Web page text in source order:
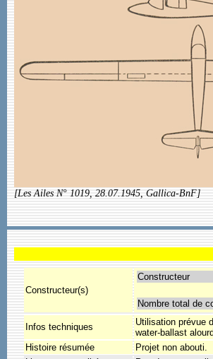
[Les Ailes N° 1019, 28.07.1945, Gallica-BnF]
Constructeur(s)
Constructeur
Nombre total de
Infos techniques
Utilisation prévue
water-ballast
Histoire résumée
Projet non abouti.